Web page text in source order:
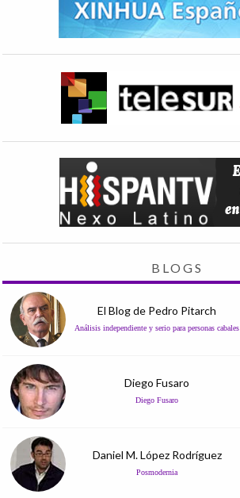
BLOGS
El Blog de Pedro Pitarch
Análisis independiente y serio para personas cabales
Diego Fusaro
Diego Fusaro
Daniel M. López Rodríguez
Posmodernia